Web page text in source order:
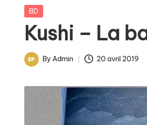
e
e
t
s
les
goûts,
des
pour
Posted
BD
Kushi – La
Posted
By Admin 20 avril 2019